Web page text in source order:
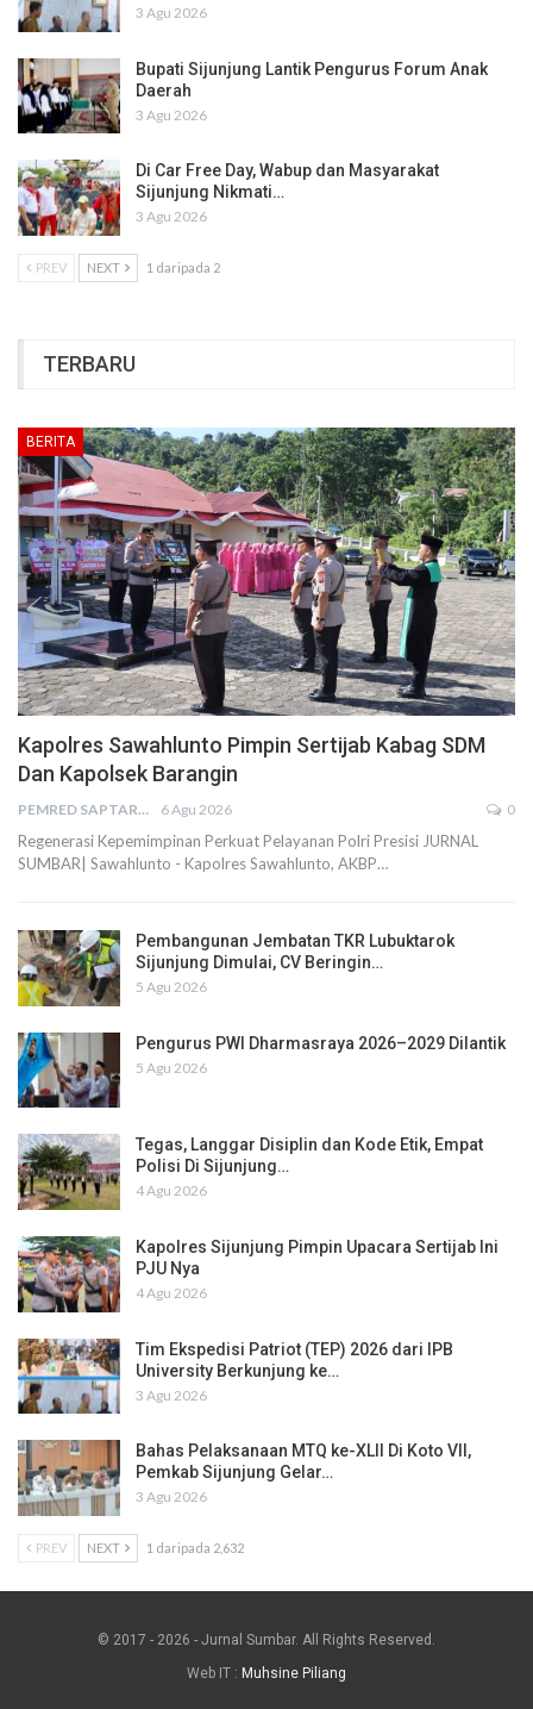
3 Agu 2026
Bupati Sijunjung Lantik Pengurus Forum Anak
Daerah
3 Agu 2026
Di Car Free Day, Wabup dan Masyarakat
Sijunjung Nikmati…
3 Agu 2026
PREV NEXT 1 daripada 2
TERBARU
BERITA
Kapolres Sawahlunto Pimpin Sertijab Kabag SDM
Dan Kapolsek Barangin
PEMRED SAPTARIUS 6 Agu 2026 0
Regenerasi Kepemimpinan Perkuat Pelayanan Polri Presisi JURNAL
SUMBAR| Sawahlunto - Kapolres Sawahlunto, AKBP…
Pembangunan Jembatan TKR Lubuktarok
Sijunjung Dimulai, CV Beringin…
5 Agu 2026
Pengurus PWI Dharmasraya 2026–2029 Dilantik
5 Agu 2026
Tegas, Langgar Disiplin dan Kode Etik, Empat
Polisi Di Sijunjung…
4 Agu 2026
Kapolres Sijunjung Pimpin Upacara Sertijab Ini
PJU Nya
4 Agu 2026
Tim Ekspedisi Patriot (TEP) 2026 dari IPB
University Berkunjung ke…
3 Agu 2026
Bahas Pelaksanaan MTQ ke-XLII Di Koto VII,
Pemkab Sijunjung Gelar…
3 Agu 2026
PREV NEXT 1 daripada 2,632
© 2017 - 2026 - Jurnal Sumbar. All Rights Reserved.
Web IT : Muhsine Piliang